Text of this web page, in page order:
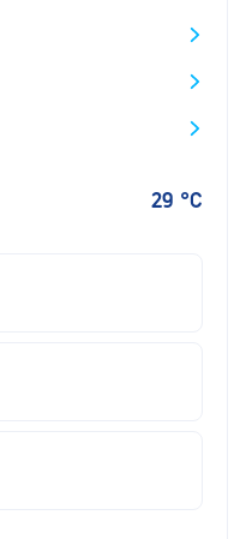
29 °C